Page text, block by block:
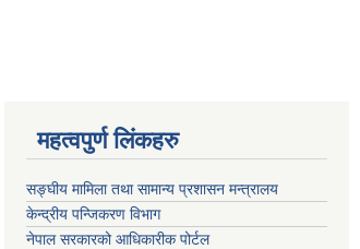
महत्वपुर्ण लिंकहरु
सङ्घीय मामिला तथा सामान्य प्रशासन मन्त्रालय
केन्द्रीय पन्जिकरण विभाग
नेपाल सरकारको आधिकारीक पोर्टल